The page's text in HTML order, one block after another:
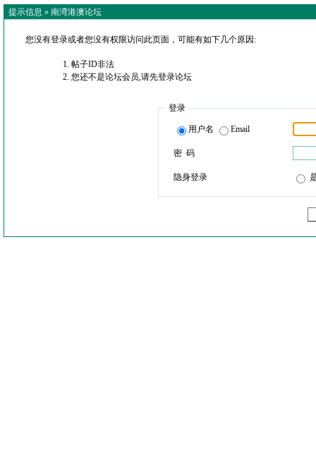
提示信息 » 南湾港澳论坛
您没有登录或者您没有权限访问此页面，可能有如下几个原因:
帖子ID非法
您还不是论坛会员,请先登录论坛
登录
用户名 Email
密 码
隐身登录